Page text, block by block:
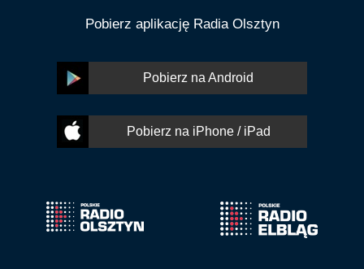
Pobierz aplikację Radia Olsztyn
Pobierz na Android
Pobierz na iPhone / iPad